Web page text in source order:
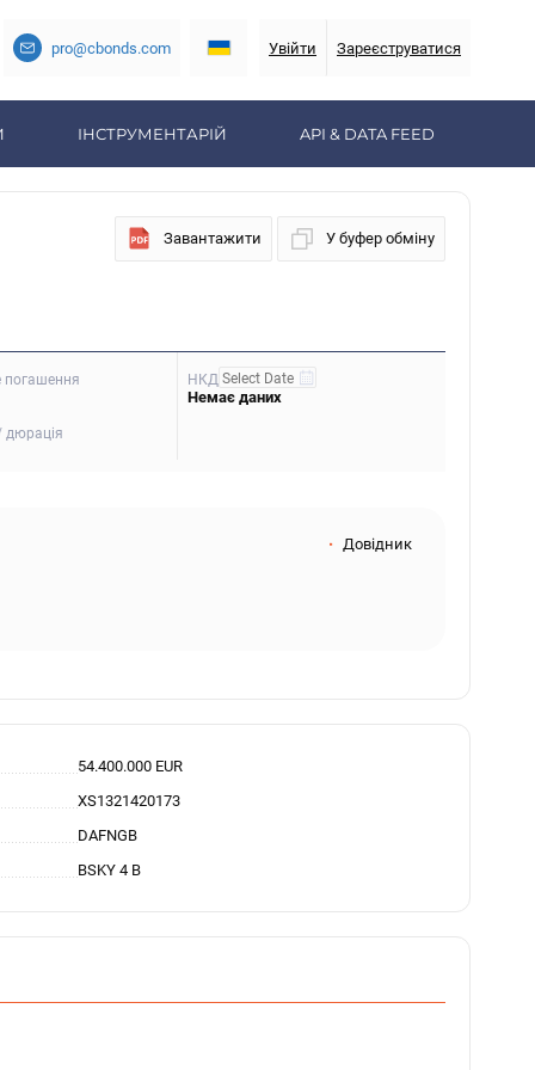
pro@cbonds.com Увійти Зареєструватися
ІНСТРУМЕНТАРІЙ API & DATA FEED
Завантажити У буфер обміну
погашення НКД
Немає даних
дюрація
Довідник
54.400.000 EUR
XS1321420173
DAFNGB
BSKY 4 B